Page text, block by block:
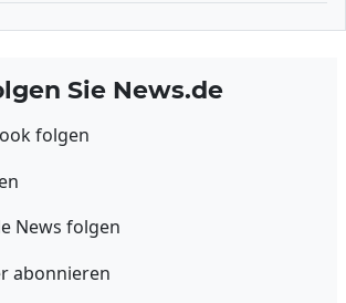
Sie News.de
folgen
News folgen
abonnieren